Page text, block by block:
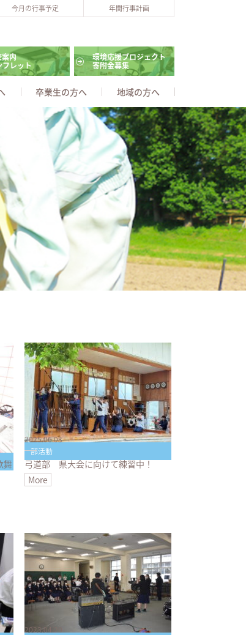
今月の行事予定 年間行事計画
案内
フレット
環境応援プロジェクト
寄附金募集
卒業生の方へ 地域の方へ
舞
部活動
2025.06.03
弓道部 県大会に向けて練習中！
More
2023.04.20